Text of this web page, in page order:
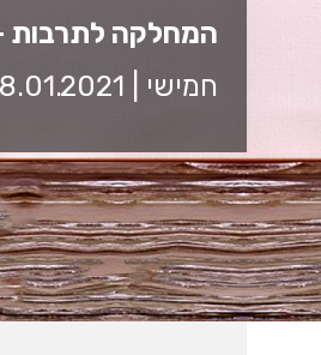
המחלקה לתרבות
חמישי | 28.01.2021 | 22:00-20:00 | זום